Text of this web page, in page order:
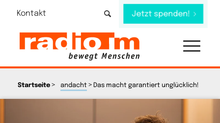
Kontakt Jetzt spenden!
Startseite> andacht> Das macht garantiert unglücklich!